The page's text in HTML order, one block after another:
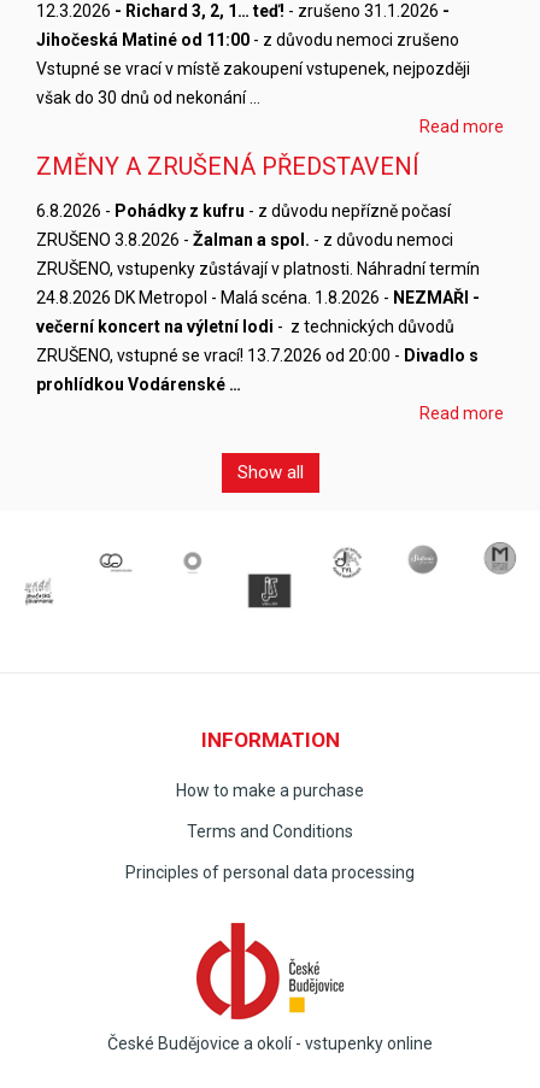
12.3.2026 - Richard 3, 2, 1… teď! - zrušeno 31.1.2026 -
Jihočeská Matiné od 11:00 - z důvodu nemoci zrušeno
Vstupné se vrací v místě zakoupení vstupenek, nejpozději
však do 30 dnů od nekonání …
Read more
ZMĚNY A ZRUŠENÁ PŘEDSTAVENÍ
6.8.2026 - Pohádky z kufru - z důvodu nepřízně počasí
ZRUŠENO 3.8.2026 - Žalman a spol. - z důvodu nemoci
ZRUŠENO, vstupenky zůstávají v platnosti. Náhradní termín
24.8.2026 DK Metropol - Malá scéna. 1.8.2026 - NEZMAŘI -
večerní koncert na výletní lodi - z technických důvodů
ZRUŠENO, vstupné se vrací! 13.7.2026 od 20:00 - Divadlo s
prohlídkou Vodárenské …
Read more
Show all
INFORMATION
How to make a purchase
Terms and Conditions
Principles of personal data processing
České Budějovice a okolí - vstupenky online